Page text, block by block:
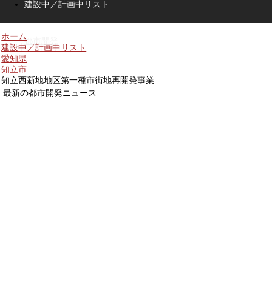
建設中／計画中リスト
都市開発
ホーム
建設中／計画中リスト
愛知県
知立市
知立西新地地区第一種市街地再開発事業
最新の都市開発ニュース